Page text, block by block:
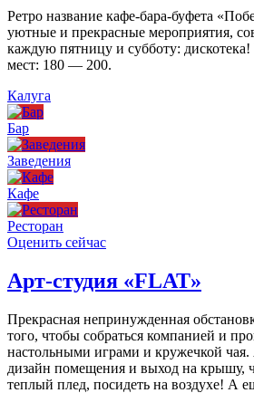
Ретро название кафе-бара-буфета
уютные и прекрасные мероприятия,
каждую пятницу и субботу:
мест: 180 — 200.
Калуга
Бар
Заведения
Кафе
Ресторан
Оценить сейчас
Арт-студия «FLAT»
Прекрасная непринужденная
того, чтобы собраться компанией и
настольными играми и кружечкой
дизайн помещения и выход на крышу,
теплый плед, посидеть на воздухе! А